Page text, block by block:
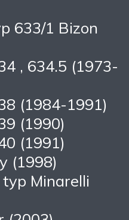
633/1 Bizon
, 634.5 (1973-
(1984-1991)
(1990)
(1991)
(1998)
Minarelli